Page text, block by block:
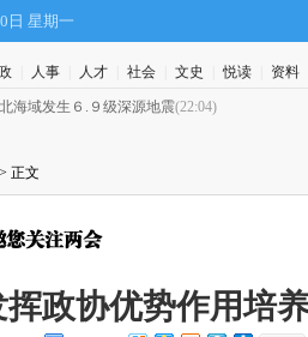
日 星期一
人事 人才 社会 文史 悦读 资料
海域发生６.９级深源地震(22:04)
> 正文
政协优势作用培